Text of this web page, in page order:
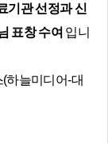
기관 선정과 신
표창 수여 입니
하늘미디어-대